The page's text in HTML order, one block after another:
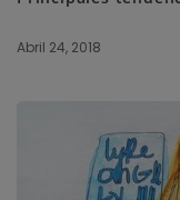
Abril 24, 2018